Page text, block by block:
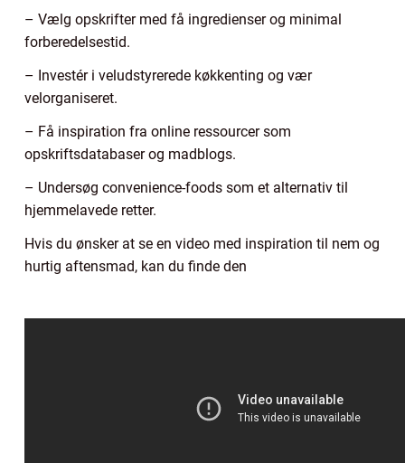
– Vælg opskrifter med få ingredienser og minimal
forberedelsestid.
– Investér i veludstyrerede køkkenting og vær
velorganiseret.
– Få inspiration fra online ressourcer som
opskriftsdatabaser og madblogs.
– Undersøg convenience-foods som et alternativ til
hjemmelavede retter.
Hvis du ønsker at se en video med inspiration til nem og
hurtig aftensmad, kan du finde den